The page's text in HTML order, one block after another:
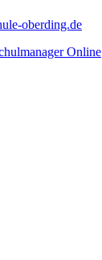
oberding.de
Online